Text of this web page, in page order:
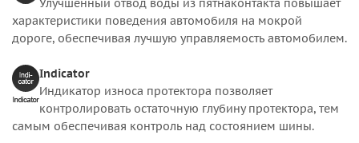
Улучшенный отвод воды из пятнаконтакта повышает
характеристики поведения автомобиля на мокрой
дороге, обеспечивая лучшую управляемость автомобилем.
Indicator
Индикатор износа протектора позволяет
контролировать остаточную глубину протектора, тем
самым обеспечивая контроль над состоянием шины.